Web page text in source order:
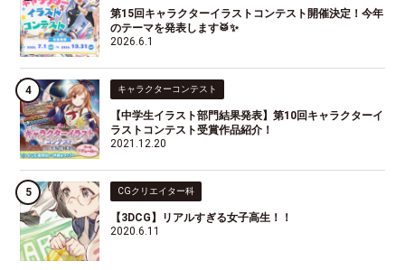
第15回キャラクターイラストコンテスト開催決定！今年
のテーマを発表します🥁✨
2026.6.1
キャラクターコンテスト
【中学生イラスト部門結果発表】第10回キャラクターイ
ラストコンテスト受賞作品紹介！
2021.12.20
CGクリエイター科
【3DCG】リアルすぎる女子高生！！
2020.6.11